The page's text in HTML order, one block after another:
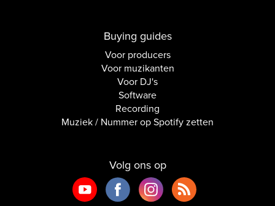
Buying guides
Voor producers
Voor muzikanten
Voor DJ's
Software
Recording
Muziek / Nummer op Spotify zetten
Volg ons op